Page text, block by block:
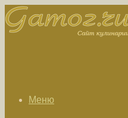
Меню